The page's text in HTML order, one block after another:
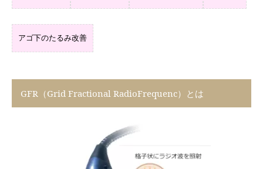
アゴ下のたるみ改善
GFR（Grid Fractional RadioFrequenc）とは